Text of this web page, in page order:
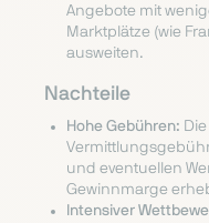
Angebote mit
Marktplätze (wie
ausweiten.
Nachteile
Hohe Gebühren:
und eventuellen
Gewinnmarge
Intensiver